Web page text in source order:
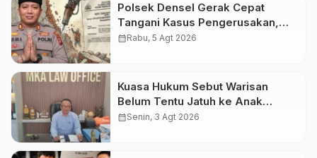
Polsek Densel Gerak Cepat
Tangani Kasus Pengerusakan,
Kapolsek: Kami Sudah Koordinasi
calendar_monthRabu, 5 Agt 2026
Kuasa Hukum Sebut Warisan
Belum Tentu Jatuh ke Anak
Kandung, Jero Mangku “Merusak
calendar_monthSenin, 3 Agt 2026